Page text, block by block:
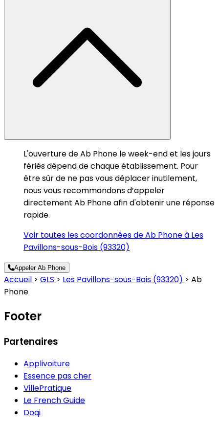
L'ouverture de Ab Phone le week-end et les jours
fériés dépend de chaque établissement. Pour
être sûr de ne pas vous déplacer inutilement,
nous vous recommandons d’appeler
directement Ab Phone afin d'obtenir une réponse
rapide.
Voir toutes les coordonnées de Ab Phone à Les
Pavillons-sous-Bois (93320)
Appeler Ab Phone
Accueil > GLS > Les Pavillons-sous-Bois (93320) > Ab
Phone
Footer
Partenaires
Applivoiture
Essence pas cher
VillePratique
Le French Guide
Doqi